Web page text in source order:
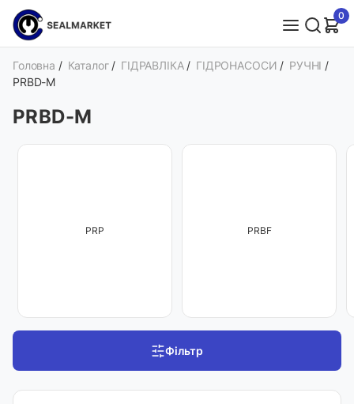
0
Головна / Каталог / ГІДРАВЛІКА / ГІДРОНАСОСИ / РУЧНІ /
PRBD-M
PRBD-M
PRP PRBF
Фільтр